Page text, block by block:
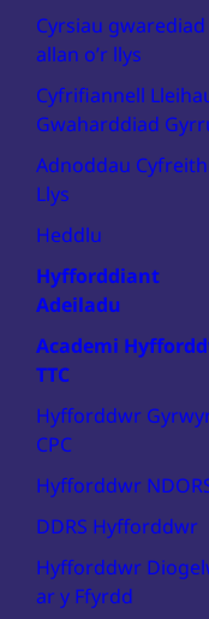
Cyrsiau
allan o’r llys
Cyfrifiannell
Gwaharddiad
Adnoddau
Llys
Heddlu
Hyfforddiant
Adeiladu
Academi
TTC
Hyfforddwr
CPC
Hyfforddwr
DDRS Hyfforddwr
Hyfforddwr
ar y Ffyrdd